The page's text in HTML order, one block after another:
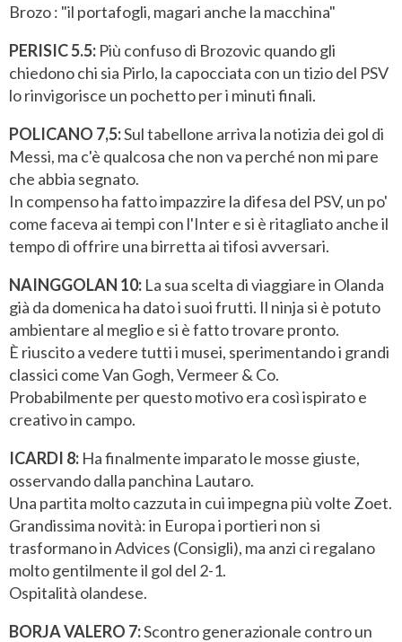
Brozo : "il portafogli, magari anche la macchina"
PERISIC 5.5: Più confuso di Brozovic quando gli
chiedono chi sia Pirlo, la capocciata con un tizio del PSV
lo rinvigorisce un pochetto per i minuti finali.
POLICANO 7,5:Sul tabellone arriva la notizia dei gol di
Messi, ma c'è qualcosa che non va perché non mi pare
che abbia segnato.
In compenso ha fatto impazzire la difesa del PSV, un po'
come faceva ai tempi con l'Inter e si è ritagliato anche il
tempo di offrire una birretta ai tifosi avversari.
NAINGGOLAN 10: La sua scelta di viaggiare in Olanda
già da domenica ha dato i suoi frutti. Il ninja si è potuto
ambientare al meglio e si è fatto trovare pronto.
È riuscito a vedere tutti i musei, sperimentando i grandi
classici come Van Gogh, Vermeer & Co.
Probabilmente per questo motivo era così ispirato e
creativo in campo.
ICARDI 8: Ha finalmente imparato le mosse giuste,
osservando dalla panchina Lautaro.
Una partita molto cazzuta in cui impegna più volte Zoet.
Grandissima novità: in Europa i portieri non si
trasformano in Advices (Consigli), ma anzi ci regalano
molto gentilmente il gol del 2-1.
Ospitalità olandese.
BORJA VALERO 7:Scontro generazionale contro un